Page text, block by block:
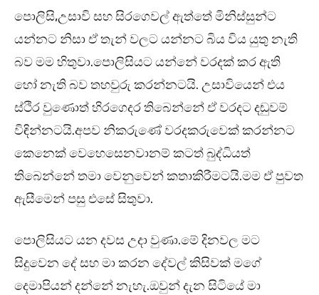
පොලිසි,උසාවි සහ සිරගෙවල් ඇත්තේ මිනිස්සුන්ට
යන්නට නිසා ඒ තැන් වලට යන්නට බිය විය යුතු නැති
බව මම හිතුවා.පොලිසියට යන්නේ වරදක් කර ඇති
හෝ නැති බව තහවුරු කරන්නටයි. උසාවියෙන් එය
ස්ථිර වුණොත් හිරගෙදර තිබෙන්නේ ඒ වරදට දඬුවම්
විඳින්නටයි.අපව නිකරුණේ වරදකරුවෙක් කරන්නට
කෙනෙක් වෙහෙසෙනවානම් කටත් බුද්ධියත්
තිබෙන්නේ තමා වෙනුවෙන් කතාකිරීමටයි.මම ඒ පුවත
ඇසීමෙන් පසු එසේ සිතුවා.
පොලිසියට යන දවස උදා වුණා.මේ දිනවල මට
සිදුවෙන දේ සහ මා කරන දේවල් කිසිවක් මගේ
දෙමාපියන් දන්නේ නැහැ.ඔවුන් දැන සිටියේ මා